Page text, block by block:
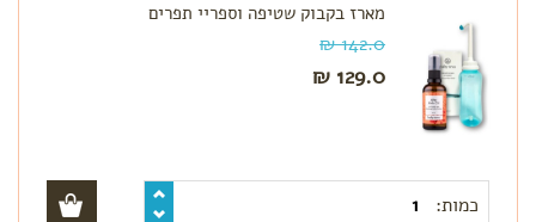
מארז בקבוק שטיפה וספריי תפרים
142.0 ₪
129.0 ₪
כמות: